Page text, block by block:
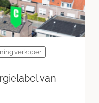
verkopen
van